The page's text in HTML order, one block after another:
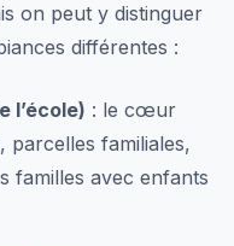
on peut y distinguer
différentes :
l’école) : le cœur
parcelles familiales,
familles avec enfants